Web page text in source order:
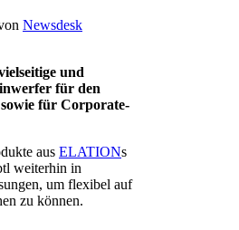
Newsdesk
und
für den
für Corporate-
aus ELATIONs
weiterhin in
um flexibel auf
zu können.